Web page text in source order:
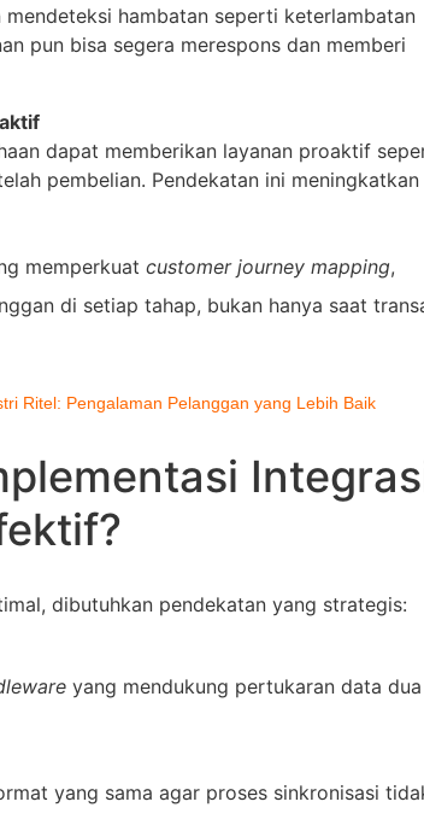
hambatan seperti keterlambatan
pun bisa segera merespons dan memberi
dapat memberikan layanan proaktif
pembelian. Pendekatan ini meningkatkan
memperkuat customer journey mapping,
di setiap tahap, bukan hanya saat
Ritel: Pengalaman Pelanggan yang Lebih Baik
dibutuhkan pendekatan yang strategis:
yang mendukung pertukaran data dua
yang sama agar proses sinkronisasi